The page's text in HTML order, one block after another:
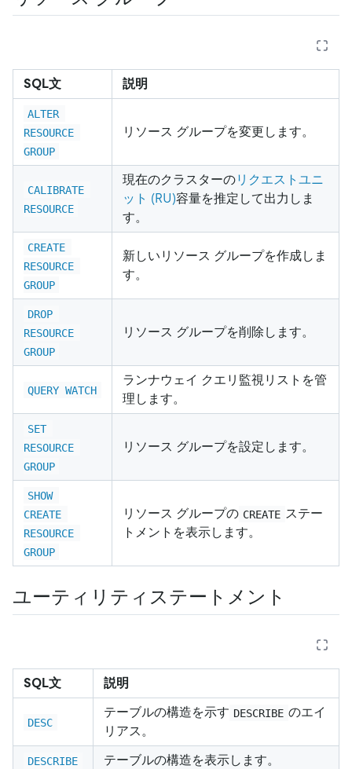
SQL文 説明
ALTER
RESOURCE
GROUP
リソース グループを変更します。
CALIBRATE
RESOURCE
現在のクラスターのリクエストユニ
ット (RU)容量を推定して出力しま
す。
CREATE
RESOURCE
GROUP
新しいリソース グループを作成しま
す。
DROP
RESOURCE
GROUP
リソース グループを削除します。
QUERY WATCH
ランナウェイ クエリ監視リストを管
理します。
SET
RESOURCE
GROUP
リソース グループを設定します。
SHOW
CREATE
RESOURCE
GROUP
リソース グループの CREATE ステー
トメントを表示します。
ユーティリティステートメント
SQL文 説明
DESC
テーブルの構造を示す DESCRIBE のエイ
リアス。
DESCRIBE テーブルの構造を表示します。